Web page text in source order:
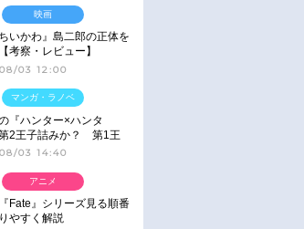
ちいかわ』島二郎の正体を
考察・レビュー】
03 12:00
映画
の『ハンター×ハンタ
2王子詰みか？ 第1王
王子が対峙「発令」＜
03 14:40
マンガ・ラノベ
Fate』シリーズ見る順番
やすく解説
アニメ